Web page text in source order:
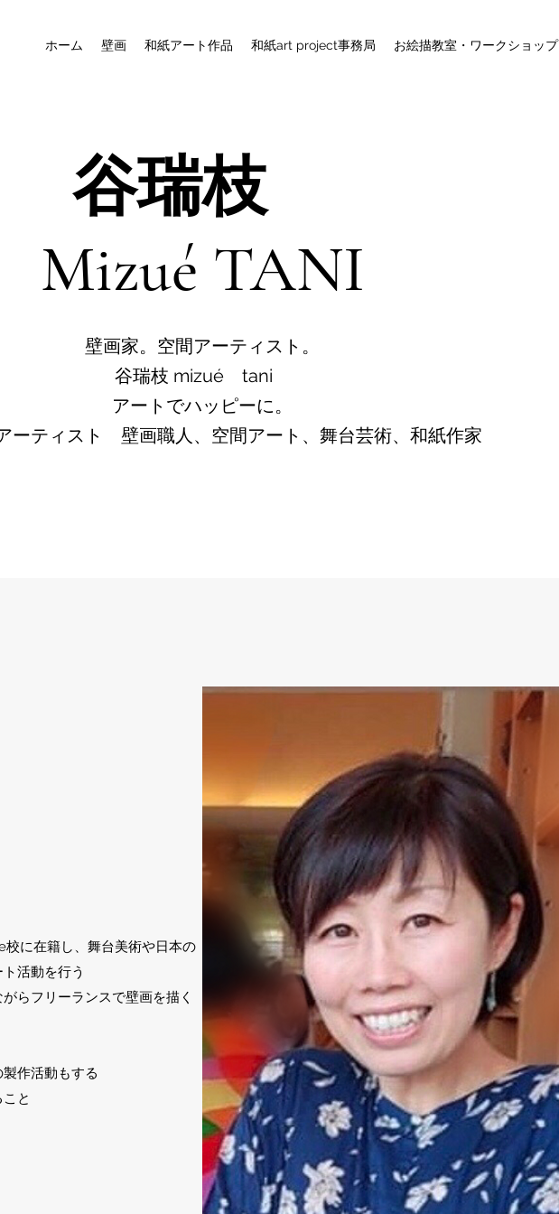
ホーム 壁画 和紙アート作品 和紙art project事務局 お絵描教室・ワークショップ
谷瑞枝
Mizué TANI
壁画家。空間アーティスト。
谷瑞枝 mizué tani
アートでハッピーに。
ーティスト 壁画職人、空間アート、舞台芸術、和紙作家
に在籍し、舞台美術や日本の
活動を行う
らフリーランスで壁画を描く
作活動もする
と